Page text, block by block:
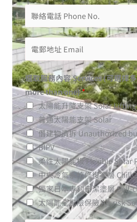
選取服務內容 Services (可選擇
more than one)*
太陽能升降支架 Solar
普通太陽能支架 Solar
僭建物清拆 Unauthorized
BIPV
柔性太陽能板 Flexible Solar
中央冷氣系統修復塗層
獨家日本專利自潔塗層​ Self-
太陽能全風險保險 All-risk